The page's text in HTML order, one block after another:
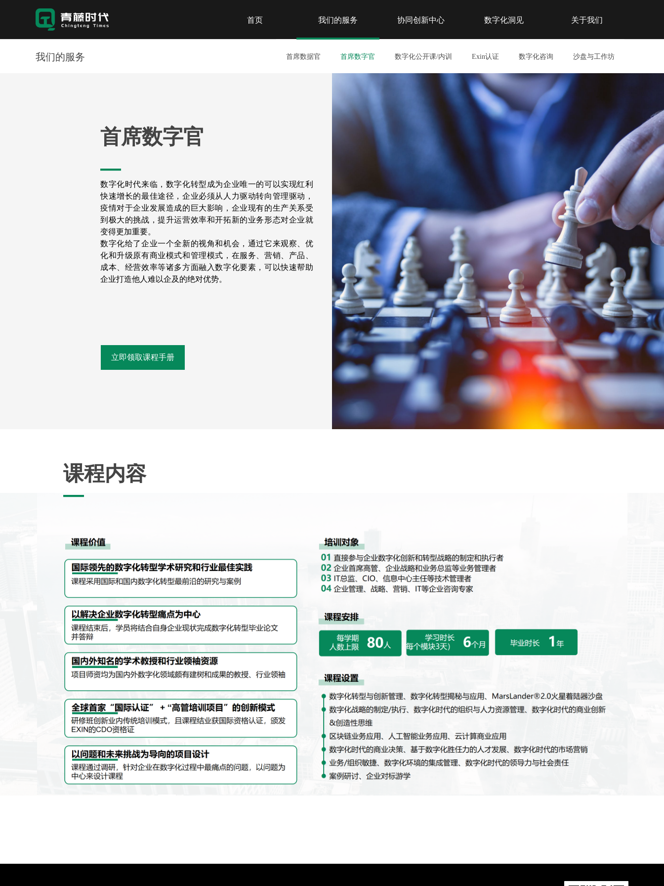
首页 我们的服务 协同创新中心 数字化洞见 关于我们
立即领取课程手册
首席数字官
—
数字化时代来临，数字化转型成为企业唯一的可以实现红利
快速增长的最佳途径，企业必须从人力驱动转向管理驱动，
疫情对于企业发展造成的巨大影响，企业现有的生产关系受
到极大的挑战，提升运营效率和开拓新的业务形态对企业就
变得更加重要。
数字化给了企业一个全新的视角和机会，通过它来观察、优
化和升级原有商业模式和管理模式，在服务、营销、产品、
成本、经营效率等诸多方面融入数字化要素，可以快速帮助
企业打造他人难以企及的绝对优势。
课程内容
—
我们的服务 首席数据官 首席数字官 数字化公开课/内训 Exin认证 数字化咨询 沙盘与工作坊